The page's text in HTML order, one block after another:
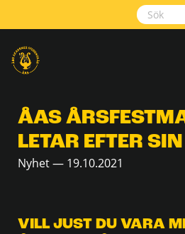
ÅAS
LETAR EFTER
Nyhet — 19.10.2021
VILL JUST DU VARA